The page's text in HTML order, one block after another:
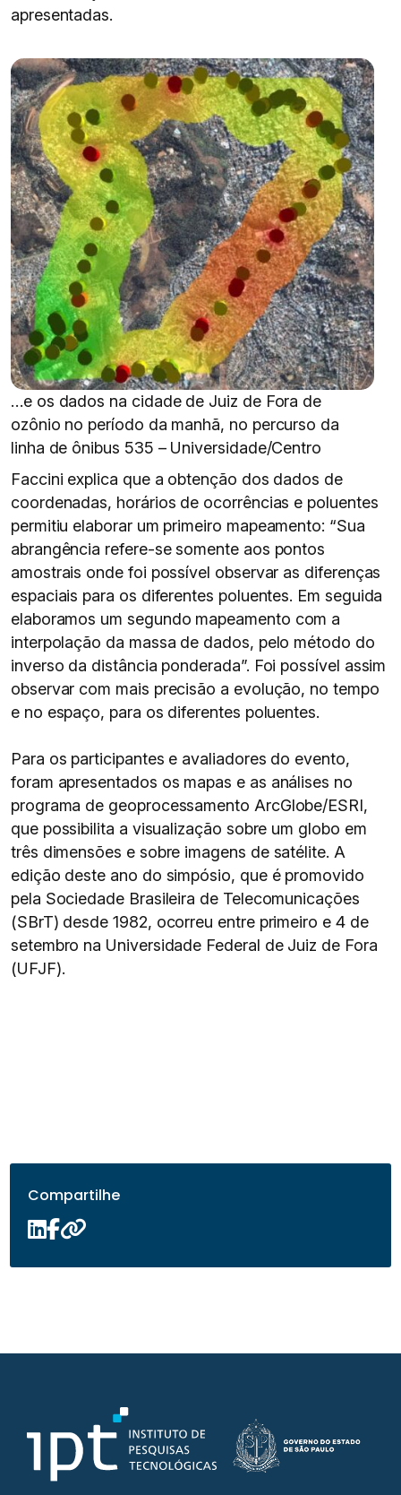
apresentadas.
…e os dados na cidade de Juiz de Fora de
ozônio no período da manhã, no percurso da
linha de ônibus 535 – Universidade/Centro
Faccini explica que a obtenção dos dados de
coordenadas, horários de ocorrências e poluentes
permitiu elaborar um primeiro mapeamento: “Sua
abrangência refere-se somente aos pontos
amostrais onde foi possível observar as diferenças
espaciais para os diferentes poluentes. Em seguida
elaboramos um segundo mapeamento com a
interpolação da massa de dados, pelo método do
inverso da distância ponderada”. Foi possível assim
observar com mais precisão a evolução, no tempo
e no espaço, para os diferentes poluentes.
Para os participantes e avaliadores do evento,
foram apresentados os mapas e as análises no
programa de geoprocessamento ArcGlobe/ESRI,
que possibilita a visualização sobre um globo em
três dimensões e sobre imagens de satélite. A
edição deste ano do simpósio, que é promovido
pela Sociedade Brasileira de Telecomunicações
(SBrT) desde 1982, ocorreu entre primeiro e 4 de
setembro na Universidade Federal de Juiz de Fora
(UFJF).
Compartilhe